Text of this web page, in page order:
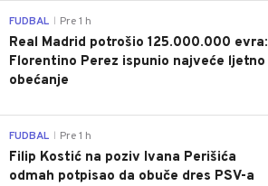
FUDBAL Pre 1 h
Real Madrid potrošio 125.000.000 evra:
Florentino Perez ispunio najveće ljetno
obećanje
FUDBAL Pre 1 h
Filip Kostić na poziv Ivana Perišića
odmah potpisao da obuče dres PSV-a